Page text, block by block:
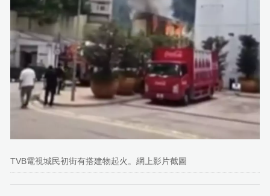
TVB電視城民初街有搭建物起火。網上影片截圖